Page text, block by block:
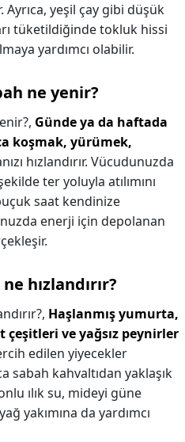
Ayrıca, yeşil çay gibi düşük
tüketildiğinde tokluk hissi
yardımcı olabilir.
ne yenir?
Günde ya da haftada
koşmak, yürümek,
hızlandırır. Vücudunuzda
ter yoluyla atılımını
saat kendinize
enerji için depolanan
hızlandırır?
Haşlanmış yumurta,
çeşitleri ve yağsız peynirler
edilen yiyecekler
sabah kahvaltıdan yaklaşık
ılık su, mideyi güne
yakımına da yardımcı